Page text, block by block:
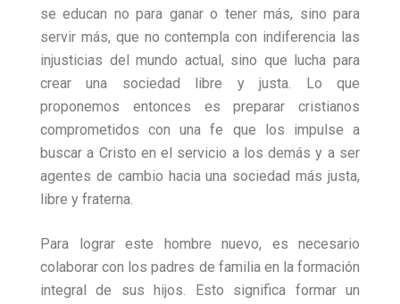
se educan no para ganar o tener más, sino para
servir más, que no contempla con indiferencia las
injusticias del mundo actual, sino que lucha para
crear una sociedad libre y justa. Lo que
proponemos entonces es preparar cristianos
comprometidos con una fe que los impulse a
buscar a Cristo en el servicio a los demás y a ser
agentes de cambio hacia una sociedad más justa,
libre y fraterna.
Para lograr este hombre nuevo, es necesario
colaborar con los padres de familia en la formación
integral de sus hijos. Esto significa formar un